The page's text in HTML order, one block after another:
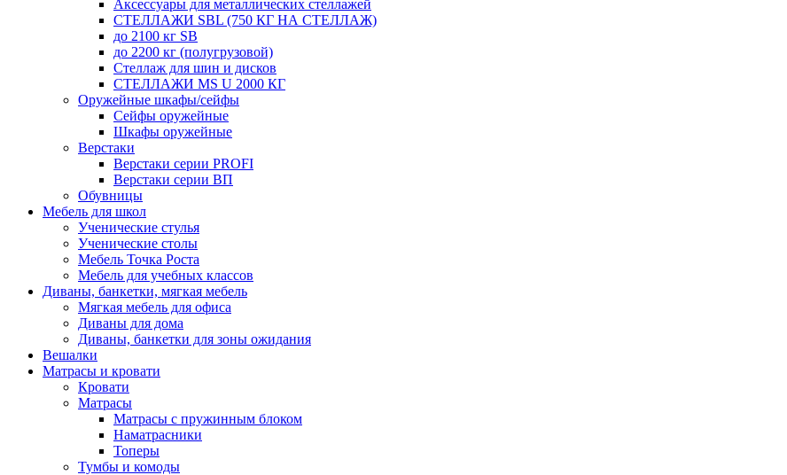
Аксессуары для металлических стеллажей
СТЕЛЛАЖИ SBL (750 КГ НА СТЕЛЛАЖ)
до 2100 кг SB
до 2200 кг (полугрузовой)
Стеллаж для шин и дисков
СТЕЛЛАЖИ MS U 2000 КГ
Оружейные шкафы/сейфы
Сейфы оружейные
Шкафы оружейные
Верстаки
Верстаки серии PROFI
Верстаки серии ВП
Обувницы
Мебель для школ
Ученические стулья
Ученические столы
Мебель Точка Роста
Мебель для учебных классов
Диваны, банкетки, мягкая мебель
Мягкая мебель для офиса
Диваны для дома
Диваны, банкетки для зоны ожидания
Вешалки
Матрасы и кровати
Кровати
Матрасы
Матрасы с пружинным блоком
Наматрасники
Топеры
Тумбы и комоды